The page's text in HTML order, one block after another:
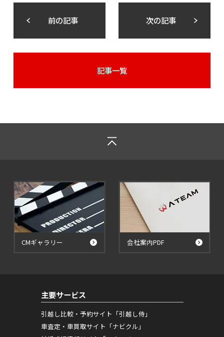
前の記事 次の記事
記事一覧
CMギャラリー 会社案内PDF
主要サービス
引越し比較・予約サイト「引越し侍」
車査定・車買取サイト「ナビクル」